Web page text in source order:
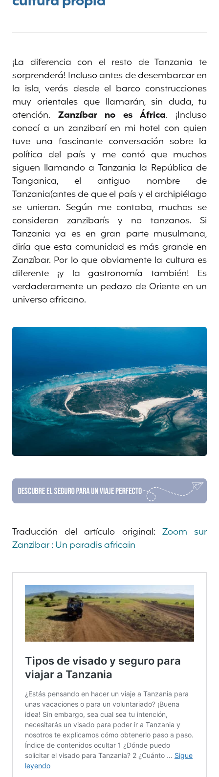
¡La diferencia con el resto de Tanzania te
sorprenderá! Incluso antes de desembarcar en
la isla, verás desde el barco construcciones
muy orientales que llamarán, sin duda, tu
atención. Zanzíbar no es África. ¡Incluso
conocí a un zanzibarí en mi hotel con quien
tuve una fascinante conversación sobre la
política del país y me contó que muchos
siguen llamando a Tanzania la República de
Tanganica, el antiguo nombre de
Tanzania(antes de que el país y el archipiélago
se unieran. Según me contaba, muchos se
consideran zanzibarís y no tanzanos. Si
Tanzania ya es en gran parte musulmana,
diría que esta comunidad es más grande en
Zanzíbar. Por lo que obviamente la cultura es
diferente ¡y la gastronomía también! Es
verdaderamente un pedazo de Oriente en un
universo africano.
Traducción del artículo original: Zoom sur
Zanzibar : Un paradis africain